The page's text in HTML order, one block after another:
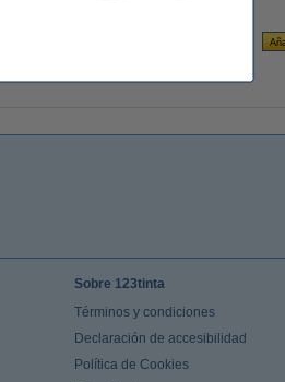
Sobre 123tinta
Términos y condiciones
Declaración de accesibilidad
Política de Cookies